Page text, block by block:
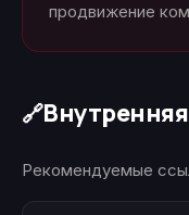
продвижение
🔗
Рекомендуемые